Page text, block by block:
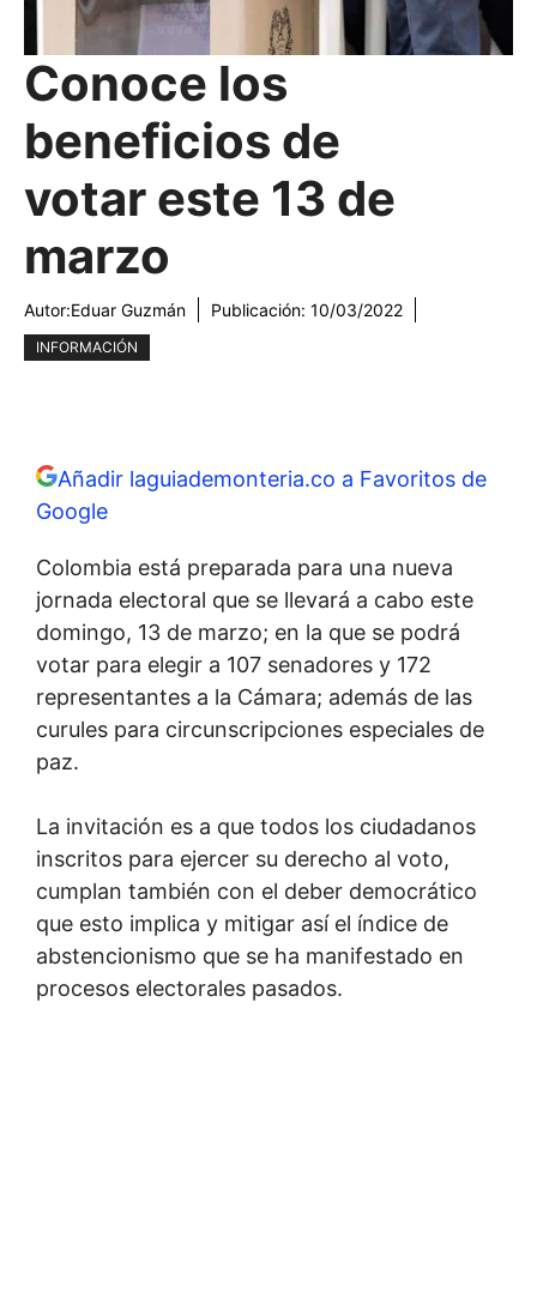
Conoce los
beneficios de
votar este 13 de
marzo
Autor:Eduar Guzmán Publicación: 10/03/2022
INFORMACIÓN
Añadir laguiademonteria.co a Favoritos de
Google
Colombia está preparada para una nueva
jornada electoral que se llevará a cabo este
domingo, 13 de marzo; en la que se podrá
votar para elegir a 107 senadores y 172
representantes a la Cámara; además de las
curules para circunscripciones especiales de
paz.
La invitación es a que todos los ciudadanos
inscritos para ejercer su derecho al voto,
cumplan también con el deber democrático
que esto implica y mitigar así el índice de
abstencionismo que se ha manifestado en
procesos electorales pasados.